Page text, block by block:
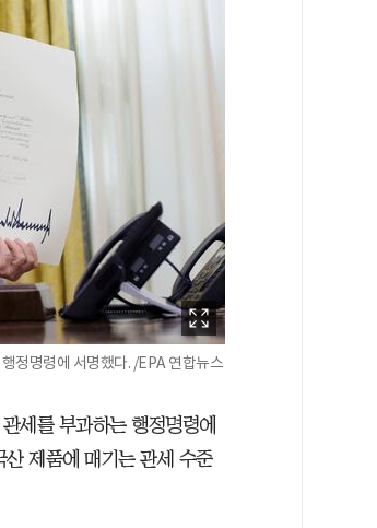
정명령에 서명했다. /EPA 연합뉴스
세를 부과하는 행정명령에
제품에 매기는 관세 수준